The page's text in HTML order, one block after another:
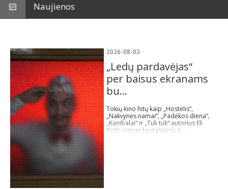
Naujienos
2026-08-03
„Ledų pardavėjas“
per baisus ekranams
bu...
Tokių kino hitų kaip „Hostelis“,
„Nakvynės namai“, „Padėkos diena“,
„Kanibalai“ ir „Tuk tuk“ autorius Eli
Roth, vienas brutaliausių š...